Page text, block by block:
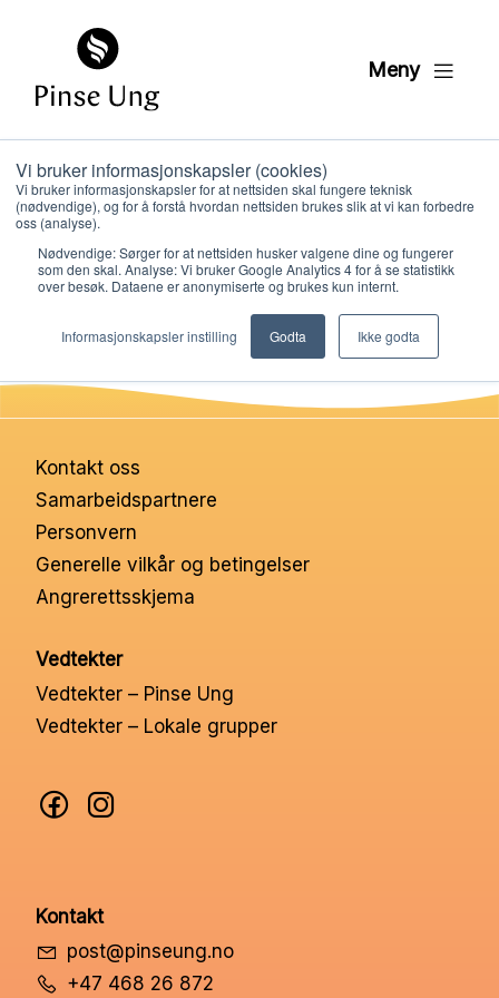
Vi bruker informasjonskapsler (cookies)
Vi bruker informasjonskapsler for at nettsiden skal fungere teknisk
(nødvendige), og for å forstå hvordan nettsiden brukes slik at vi kan forbedre
oss (analyse).
Nødvendige: Sørger for at nettsiden husker valgene dine og fungerer
som den skal. Analyse: Vi bruker Google Analytics 4 for å se statistikk
over besøk. Dataene er anonymiserte og brukes kun internt.
Informasjonskapsler instilling Godta Ikke godta
Meny
Avslutning
PER KRISTIAN LØVE
PUBLISERT26. JANUAR 2021
Kontakt oss
Samarbeidspartnere
Personvern
Generelle vilkår og betingelser
Angrerettsskjema
Vedtekter
Vedtekter – Pinse Ung
Vedtekter – Lokale grupper
Kontakt
post@pinseung.no
+47 468 26 872
Hva vi gjør
Ressurser
Nettbutikk
Kontakt oss
Medlemssystem
Min konto